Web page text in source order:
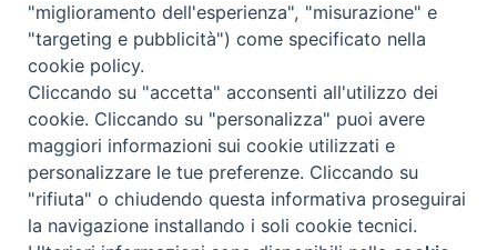
Dal lunedì al sabato dalle 9.30 alle 12.00.
Il pomeriggio solo su appuntamento.
seguici su
Ricerca
Preferenze Cookie
"miglioramento dell'esperienza", "misurazione" e
"targeting e pubblicità") come specificato nella
cookie policy.
Cliccando su "accetta" acconsenti all'utilizzo dei
cookie. Cliccando su "personalizza" puoi avere
maggiori informazioni sui cookie utilizzati e
personalizzare le tue preferenze. Cliccando su
"rifiuta" o chiudendo questa informativa proseguirai
la navigazione installando i soli cookie tecnici.